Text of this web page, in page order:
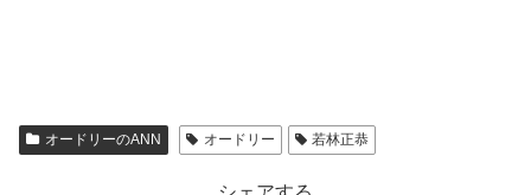
オードリーのANN オードリー 若林正恭